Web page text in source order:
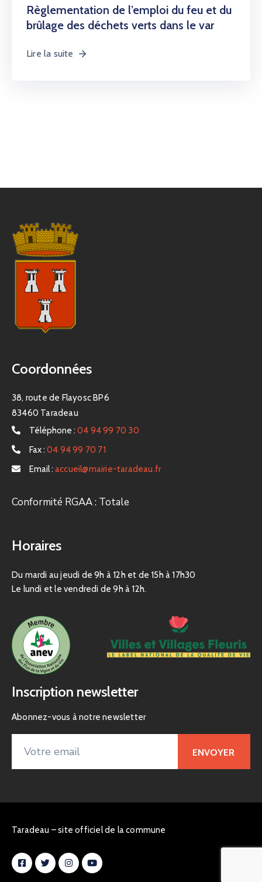
Règlementation de l’emploi du feu et du
brûlage des déchets verts dans le var
Lire la suite
Coordonnées
38, route de Flayosc BP6
83460 Taradeau
Téléphone : 04 94 99 70 30
Fax : 04 94 99 70 71
Email : accueil@mairie-taradeau.fr
Conformité RGAA : Totale
Horaires
Du mardi au jeudi de 9h à 12h et de 15h à 17h30
Le lundi et le vendredi de 9h à 12h.
Inscription newsletter
Abonnez-vous à notre newsletter
Taradeau – site officiel de la commune